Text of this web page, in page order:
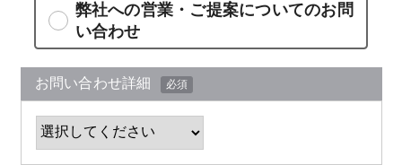
弊社への営業・ご提案についてのお問
い合わせ
お問い合わせ詳細 必須